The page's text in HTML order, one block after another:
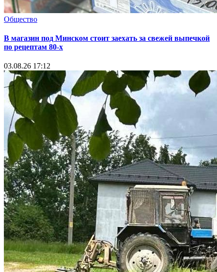
Общество
В магазин под Минском стоит заехать за свежей выпечкой
по рецептам 80-х
03.08.26 17:12